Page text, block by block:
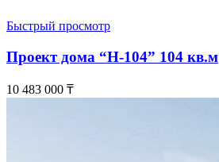
Быстрый просмотр
Проект дома “Н-104” 104 кв.м
10 483 000 ₸